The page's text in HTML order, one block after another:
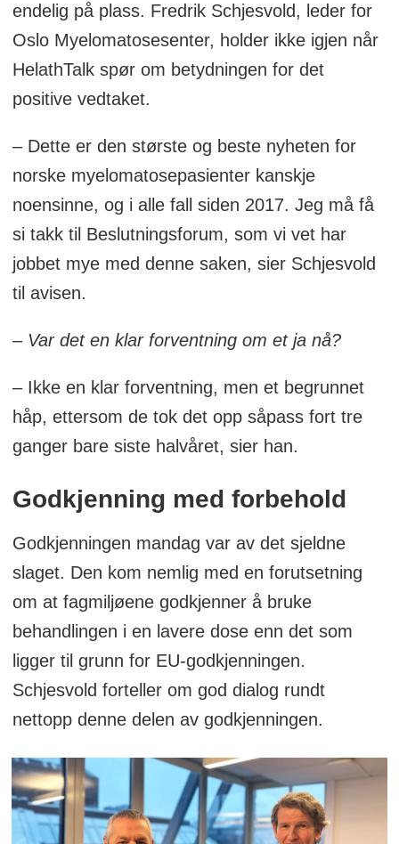
endelig på plass. Fredrik Schjesvold, leder for
Oslo Myelomatosesenter, holder ikke igjen når
HelathTalk spør om betydningen for det
positive vedtaket.
– Dette er den største og beste nyheten for
norske myelomatosepasienter kanskje
noensinne, og i alle fall siden 2017. Jeg må få
si takk til Beslutningsforum, som vi vet har
jobbet mye med denne saken, sier Schjesvold
til avisen.
– Var det en klar forventning om et ja nå?
– Ikke en klar forventning, men et begrunnet
håp, ettersom de tok det opp såpass fort tre
ganger bare siste halvåret, sier han.
Godkjenning med forbehold
Godkjenningen mandag var av det sjeldne
slaget. Den kom nemlig med en forutsetning
om at fagmiljøene godkjenner å bruke
behandlingen i en lavere dose enn det som
ligger til grunn for EU-godkjenningen.
Schjesvold forteller om god dialog rundt
nettopp denne delen av godkjenningen.